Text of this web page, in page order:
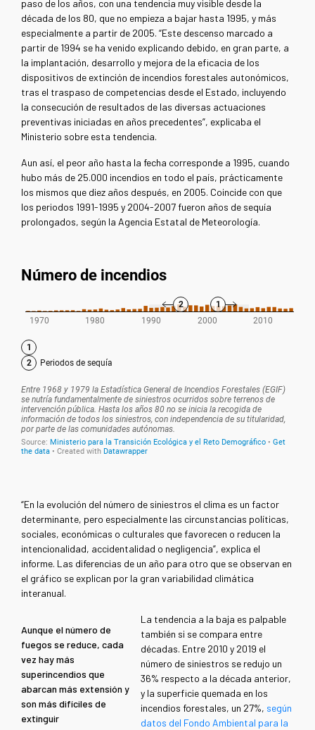
paso de los años, con una tendencia muy visible desde la
década de los 80, que no empieza a bajar hasta 1995, y más
especialmente a partir de 2005. “Este descenso marcado a
partir de 1994 se ha venido explicando debido, en gran parte, a
la implantación, desarrollo y mejora de la eficacia de los
dispositivos de extinción de incendios forestales autonómicos,
tras el traspaso de competencias desde el Estado, incluyendo
la consecución de resultados de las diversas actuaciones
preventivas iniciadas en años precedentes”, explicaba el
Ministerio sobre esta tendencia.
Aun así, el peor año hasta la fecha corresponde a 1995, cuando
hubo más de 25.000 incendios en todo el país, prácticamente
los mismos que diez años después, en 2005. Coincide con que
los periodos 1991-1995 y 2004-2007 fueron años de sequía
prolongados, según la Agencia Estatal de Meteorología.
“En la evolución del número de siniestros el clima es un factor
determinante, pero especialmente las circunstancias políticas,
sociales, económicas o culturales que favorecen o reducen la
intencionalidad, accidentalidad o negligencia”, explica el
informe. Las diferencias de un año para otro que se observan en
el gráfico se explican por la gran variabilidad climática
interanual.
Aunque el número de
fuegos se reduce, cada
vez hay más
superincendios que
abarcan más extensión y
son más difíciles de
extinguir
La tendencia a la baja es palpable
también si se compara entre
décadas. Entre 2010 y 2019 el
número de siniestros se redujo un
36% respecto a la década anterior,
y la superficie quemada en los
incendios forestales, un 27%, según
datos del Fondo Ambiental para la